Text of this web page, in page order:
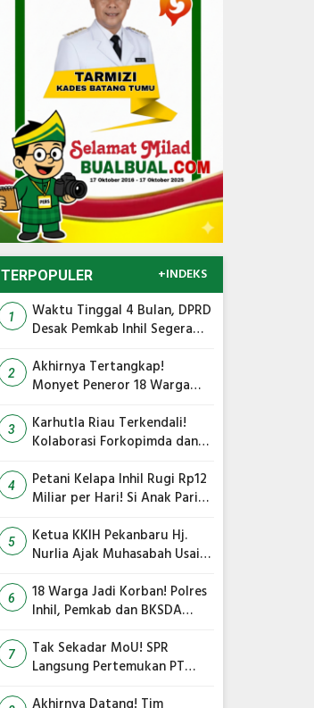
TERPOPULER +INDEKS
1
Waktu Tinggal 4 Bulan, DPRD
Desak Pemkab Inhil Segera
2
Akhirnya Tertangkap!
Monyet Peneror 18 Warga
3
Karhutla Riau Terkendali!
Kolaborasi Forkopimda dan
Utama
4
Petani Kelapa Inhil Rugi Rp12
Miliar per Hari! Si Anak Parit
Terus Anjlok
5
Ketua KKIH Pekanbaru Hj.
Nurlia Ajak Muhasabah Usai
Serangan Monyet di
Tembilahan
6
18 Warga Jadi Korban! Polres
Inhil, Pemkab dan BKSDA
Peneror Tembilahan
7
Tak Sekadar MoU! SPR
Langsung Pertemukan PT